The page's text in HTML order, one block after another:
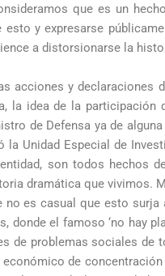
que es un
y expresarse
a distorsionarse la
acciones y declaraciones
la idea de la
de Defensa ya de
la Unidad Especial de
son todos hechos
dramática que vivimos.
no es casual que esto
donde el famoso ‘no hay
de problemas sociales
de